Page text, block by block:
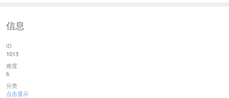
信息
ID
1013
难度
6
分类
点击显示